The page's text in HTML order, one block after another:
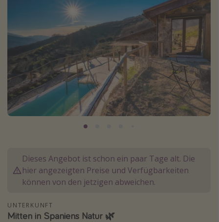
Reiseziele
Alle Reiseziele
Österreich
Italien
Lombardei
Reisethemen
Städtereisen
Dieses Angebot ist schon ein paar Tage alt. Die
hier angezeigten Preise und Verfügbarkeiten
können von den jetzigen abweichen.
UNTERKUNFT
Mitten in Spaniens Natur 🌿